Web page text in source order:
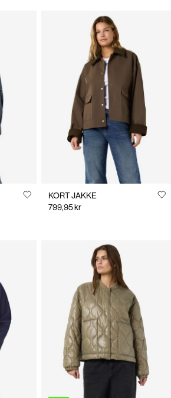
KORT JAKKE
799,95 kr